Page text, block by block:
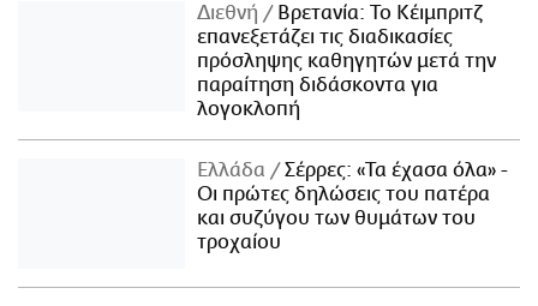
Διεθνή
Βρετανία: Το Κέιμπριτζ
επανεξετάζει τις διαδικασίες
πρόσληψης καθηγητών μετά την
παραίτηση διδάσκοντα για
λογοκλοπή
Ελλάδα
Σέρρες: «Τα έχασα όλα» -
Οι πρώτες δηλώσεις του πατέρα
και συζύγου των θυμάτων του
τροχαίου